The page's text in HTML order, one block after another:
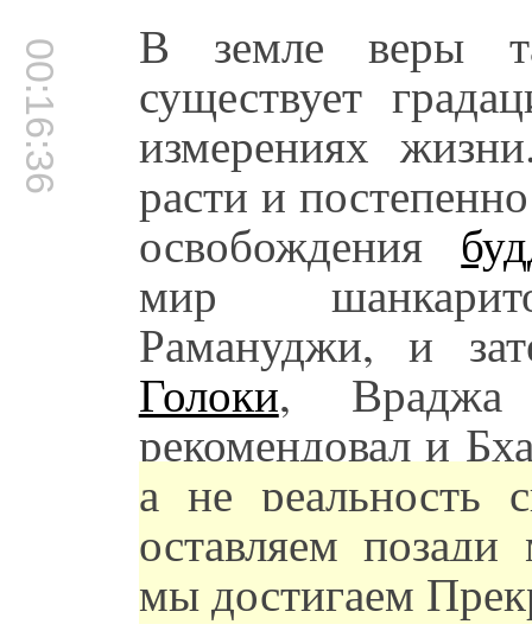
00:16:36 В земле веры
существует
измерениях
расти и
освобождения
мир
Рамануджи, и
Голоки,
рекомендовал и
а не реальность
оставляем
мы достигаем